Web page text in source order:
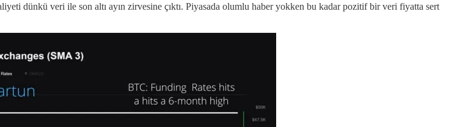
dünkü veri ile son altı ayın zirvesine çıktı. Piyasada olumlu haber yokken bu kadar pozitif bir veri fiyatta sert